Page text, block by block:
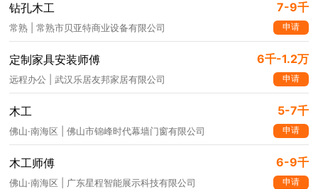
钻孔木工 7-9千
常熟 | 常熟市贝亚特商业设备有限公司 申请
定制家具安装师傅 6千-1.2万
远程办公 | 武汉乐居友邦家居有限公司 申请
木工 5-7千
佛山·南海区 | 佛山市锦峰时代幕墙门窗有限公司 申请
木工师傅 6-9千
佛山·南海区 | 广东星程智能展示科技有限公司 申请